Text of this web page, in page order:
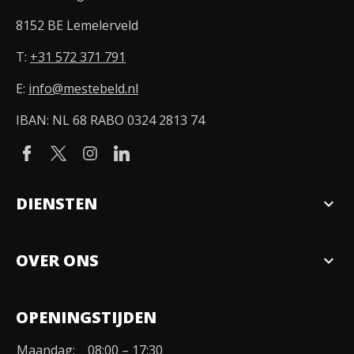
8152 BE Lemelerveld
T: +31 572 371 791
E: info@mestebeld.nl
IBAN: NL 68 RABO 0324 2813 74
DIENSTEN expand_more
OVER ONS expand_more
Organisatie
OPENINGSTIJDEN
Maandag: 08:00 – 17:30